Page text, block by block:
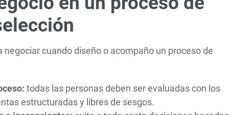
cuando diseño o acompaño un proceso de
todas las personas deben ser evaluadas con los
estructuradas y libres de sesgos.